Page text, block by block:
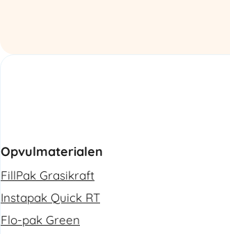
Opvulmaterialen
FillPak Grasikraft
Instapak Quick RT
Flo-pak Green